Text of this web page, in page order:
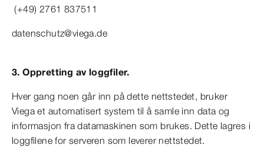
(+49) 2761 837511
datenschutz@viega.de
3. Oppretting av loggfiler.
Hver gang noen går inn på dette nettstedet, bruker
Viega et automatisert system til å samle inn data og
informasjon fra datamaskinen som brukes. Dette lagres i
loggfilene for serveren som leverer nettstedet.